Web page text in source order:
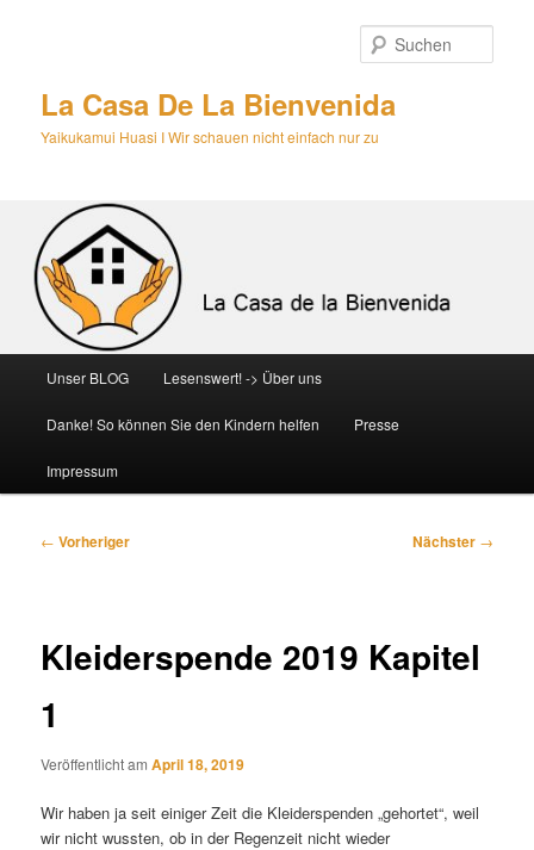
La Casa De La Bienvenida
Yaikukamui Huasi I Wir schauen nicht einfach nur zu
Unser BLOG Lesenswert! -> Über uns
Danke! So können Sie den Kindern helfen Presse
Impressum
Beitragsnavigation
← Vorheriger Nächster →
Kleiderspende 2019 Kapitel
1
Veröffentlicht amApril 18, 2019
Wir haben ja seit einiger Zeit die Kleiderspenden „gehortet“, weil
wir nicht wussten, ob in der Regenzeit nicht wieder